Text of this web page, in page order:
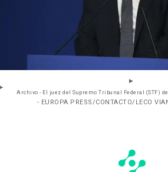
Archivo - El juez del Supremo Tribunal Federal (STF)
- EUROPA PRESS/CONTACTO/LECO